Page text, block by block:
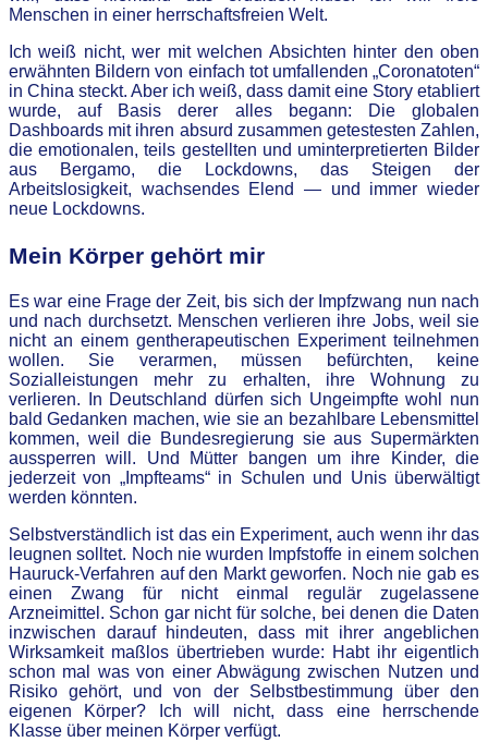
Menschen in einer herrschaftsfreien Welt.
Ich weiß nicht, wer mit welchen Absichten hinter den oben
erwähnten Bildern von einfach tot umfallenden „Coronatoten“
in China steckt. Aber ich weiß, dass damit eine Story etabliert
wurde, auf Basis derer alles begann: Die globalen
Dashboards mit ihren absurd zusammen getestesten Zahlen,
die emotionalen, teils gestellten und uminterpretierten Bilder
aus Bergamo, die Lockdowns, das Steigen der
Arbeitslosigkeit, wachsendes Elend — und immer wieder
neue Lockdowns.
Mein Körper gehört mir
Es war eine Frage der Zeit, bis sich der Impfzwang nun nach
und nach durchsetzt. Menschen verlieren ihre Jobs, weil sie
nicht an einem gentherapeutischen Experiment teilnehmen
wollen. Sie verarmen, müssen befürchten, keine
Sozialleistungen mehr zu erhalten, ihre Wohnung zu
verlieren. In Deutschland dürfen sich Ungeimpfte wohl nun
bald Gedanken machen, wie sie an bezahlbare Lebensmittel
kommen, weil die Bundesregierung sie aus Supermärkten
aussperren will. Und Mütter bangen um ihre Kinder, die
jederzeit von „Impfteams“ in Schulen und Unis überwältigt
werden könnten.
Selbstverständlich ist das ein Experiment, auch wenn ihr das
leugnen solltet. Noch nie wurden Impfstoffe in einem solchen
Hauruck-Verfahren auf den Markt geworfen. Noch nie gab es
einen Zwang für nicht einmal regulär zugelassene
Arzneimittel. Schon gar nicht für solche, bei denen die Daten
inzwischen darauf hindeuten, dass mit ihrer angeblichen
Wirksamkeit maßlos übertrieben wurde: Habt ihr eigentlich
schon mal was von einer Abwägung zwischen Nutzen und
Risiko gehört, und von der Selbstbestimmung über den
eigenen Körper? Ich will nicht, dass eine herrschende
Klasse über meinen Körper verfügt.